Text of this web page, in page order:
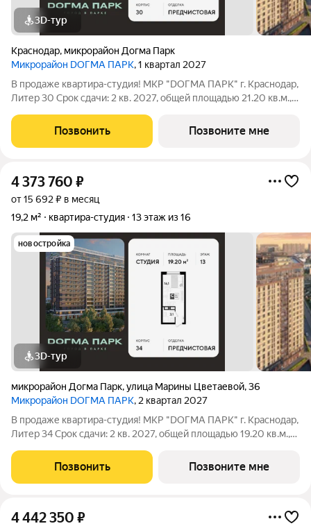
3D-тур
Краснодар, микрорайон Догма Парк
Микрорайон DОГМА ПАРК, 1 квартал 2027
В продаже квартира-студия! МКР "DОГМА ПАРК" г. Краснодар,
Литер 30 Срок сдачи: 2 кв. 2027, общей площадью 21.20 кв.м.,
сочетающий в себе стильную архитектуру современного
города, и настоящий зеленый
Позвонить Позвоните мне
4 373 760 ₽
от 15 692 ₽ в месяц
19,2 м²
квартира-студия 13 этаж из 16
новостройка
3D-тур
микрорайон Догма Парк,улица Марины Цветаевой,36
Микрорайон DОГМА ПАРК, 2 квартал 2027
В продаже квартира-студия! МКР "DОГМА ПАРК" г. Краснодар,
Литер 34 Срок сдачи: 2 кв. 2027, общей площадью 19.20 кв.м.,
сочетающий в себе стильную архитектуру современного
города, и настоящий зеленый
Позвонить Позвоните мне
4 442 350 ₽